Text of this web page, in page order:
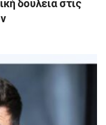
δουλειά στις